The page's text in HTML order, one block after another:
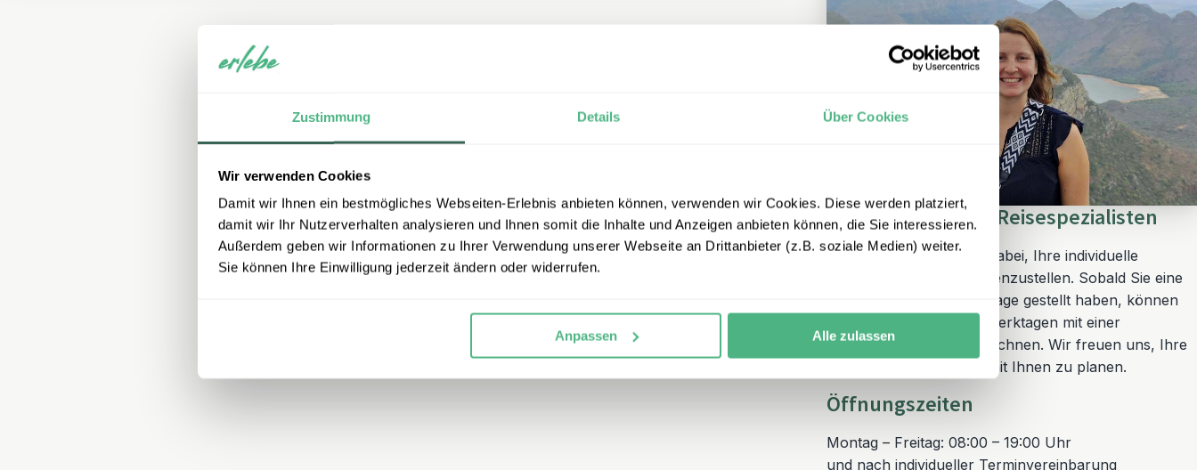
Zustimmung Details Über Cookies
Wir verwenden Cookies
Damit wir Ihnen ein bestmögliches Webseiten-Erlebnis anbieten können, verwenden wir Cookies. Diese werden platziert,
damit wir Ihr Nutzerverhalten analysieren und Ihnen somit die Inhalte und Anzeigen anbieten können, die Sie interessieren.
Außerdem geben wir Informationen zu Ihrer Verwendung unserer Webseite an Drittanbieter (z.B. soziale Medien) weiter.
Sie können Ihre Einwilligung jederzeit ändern oder widerrufen.
Anpassen Alle zulassen
Unsere Südafrika-Reisespezialisten
Wir helfen Ihnen gerne dabei, Ihre individuelle
Südafrika Reise zusammenzustellen. Sobald Sie eine
unverbindliche Reiseanfrage gestellt haben, können
Sie innerhalb von zwei Werktagen mit einer
Rückmeldung von uns rechnen. Wir freuen uns, Ihre
Traumreise gemeinsam mit Ihnen zu planen.
Öffnungszeiten
Montag – Freitag: 08:00 – 19:00 Uhr
und nach individueller Terminvereinbarung